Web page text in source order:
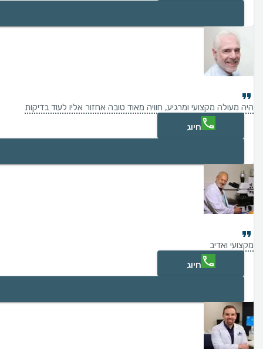
היה מעולה מקצועי ומרגיע, חוויה מאוד טובה אחזור אליו לעוד בדיקות
חיוג
מקצועי ואדיב
חיוג